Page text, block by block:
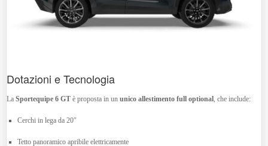
Dotazioni e Tecnologia
LaSportequipe 6 GT è proposta in ununico allestimento full optional, che include:
Cerchi in lega da 20″
Tetto panoramico apribile elettricamente